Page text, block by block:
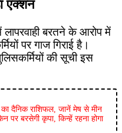
एक्शन
बरतने के आरोप में
पर गाज गिराई है।
की सूची इस
दैनिक राशिफल, जानें मेष से मीन
पर बरसेगी कृपा, किन्हें रहना होगा